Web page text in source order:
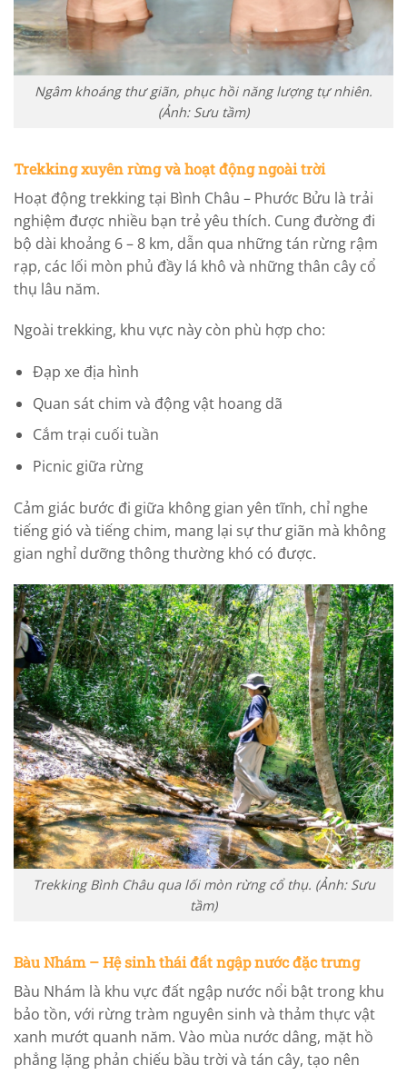
Ngâm khoáng thư giãn, phục hồi năng lượng tự nhiên.
(Ảnh: Sưu tầm)
Trekking xuyên rừng và hoạt động ngoài trời
Hoạt động trekking tại Bình Châu – Phước Bửu là trải
nghiệm được nhiều bạn trẻ yêu thích. Cung đường đi
bộ dài khoảng 6 – 8 km, dẫn qua những tán rừng rậm
rạp, các lối mòn phủ đầy lá khô và những thân cây cổ
thụ lâu năm.
Ngoài trekking, khu vực này còn phù hợp cho:
Đạp xe địa hình
Quan sát chim và động vật hoang dã
Cắm trại cuối tuần
Picnic giữa rừng
Cảm giác bước đi giữa không gian yên tĩnh, chỉ nghe
tiếng gió và tiếng chim, mang lại sự thư giãn mà không
gian nghỉ dưỡng thông thường khó có được.
Trekking Bình Châu qua lối mòn rừng cổ thụ. (Ảnh: Sưu
tầm)
Bàu Nhám – Hệ sinh thái đất ngập nước đặc trưng
Bàu Nhám là khu vực đất ngập nước nổi bật trong khu
bảo tồn, với rừng tràm nguyên sinh và thảm thực vật
xanh mướt quanh năm. Vào mùa nước dâng, mặt hồ
phẳng lặng phản chiếu bầu trời và tán cây, tạo nên